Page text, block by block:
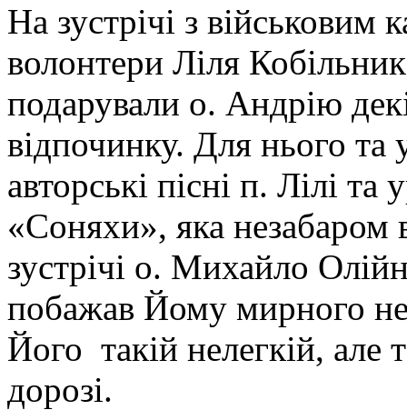
На зустрічі з військовим
волонтери Ліля
подарували о. Андрію
відпочинку. Для нього та
авторські пісні п. Лілі
«Соняхи», яка незабаром
зустрічі о. Михайло
побажав Йому мирного
Його такій нелегкій, але
дорозі.